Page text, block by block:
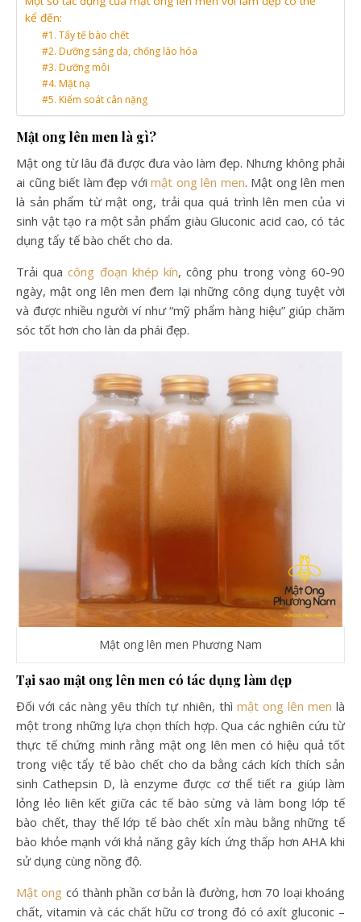
kể đến:
#1. Tẩy tế bào chết
#2. Dưỡng sáng da, chống lão hóa
#3. Dưỡng môi
#4. Mặt nạ
#5. Kiểm soát cân nặng
Mật ong lên men là gì?
Mật ong từ lâu đã được đưa vào làm đẹp. Nhưng không phải
ai cũng biết làm đẹp vớimật ong lên men. Mật ong lên men
là sản phẩm từ mật ong, trải qua quá trình lên men của vi
sinh vật tạo ra một sản phẩm giàu Gluconic acid cao, có tác
dụng tẩy tế bào chết cho da.
Trải quacông đoạn khép kín, công phu trong vòng 60-90
ngày, mật ong lên men đem lại những công dụng tuyệt vời
và được nhiều người ví như “mỹ phẩm hàng hiệu” giúp chăm
sóc tốt hơn cho làn da phái đẹp.
Mật ong lên men Phương Nam
Tại sao mật ong lên men có tác dụng làm đẹp
Đối với các nàng yêu thích tự nhiên, thì mật ong lên men là
một trong những lựa chọn thích hợp. Qua các nghiên cứu từ
thực tế chứng minh rằng mật ong lên men có hiệu quả tốt
trong việc tẩy tế bào chết cho da bằng cách kích thích sản
sinh Cathepsin D, là enzyme được cơ thể tiết ra giúp làm
lỏng lẻo liên kết giữa các tế bào sừng và làm bong lớp tế
bào chết, thay thế lớp tế bào chết xỉn màu bằng những tế
bào khỏe mạnh với khả năng gây kích ứng thấp hơn AHA khi
sử dụng cùng nồng độ.
Mật ong có thành phần cơ bản là đường, hơn 70 loại khoáng
chất, vitamin và các chất hữu cơ trong đó có axít gluconic –